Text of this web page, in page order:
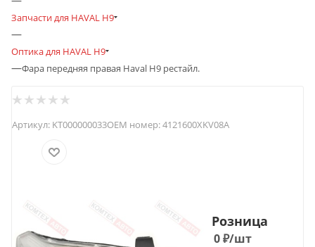
Запчасти для HAVAL H9
—
Оптика для HAVAL H9
—Фара передняя правая Haval H9 рестайл.
Артикул: KT000000033OEM номер:4121600XKV08A
Розница
0₽/шт